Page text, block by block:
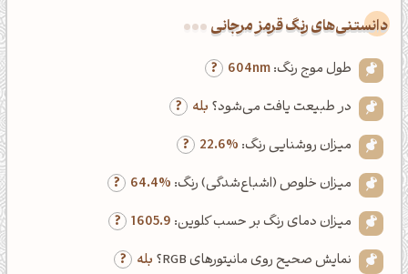
دانستنی‌های رنگ قرمز مرجانی
طول موج رنگ:604nm
در طبیعت یافت می‌شود؟ بله
میزان روشنایی رنگ: 22.6%
میزان خلوص (اشباع‌شدگی) رنگ: 64.4%
میزان دمای رنگ بر حسب کلوین: 1605.9
نمایش صحیح روی مانیتورهای RGB؟
بله